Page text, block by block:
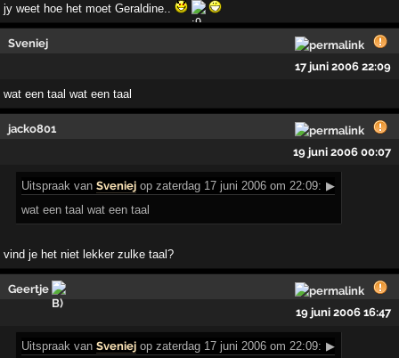
jy weet hoe het moet Geraldine..
Sveniej
17 juni 2006 22:09
wat een taal wat een taal
jacko801
19 juni 2006 00:07
Uitspraak vanSveniej op zaterdag 17 juni 2006 om 22:09: ▶
wat een taal wat een taal
vind je het niet lekker zulke taal?
Geertje
19 juni 2006 16:47
Uitspraak vanSveniej op zaterdag 17 juni 2006 om 22:09: ▶